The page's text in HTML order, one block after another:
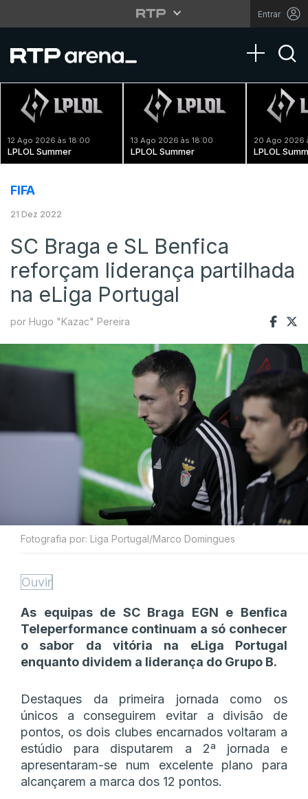
Entrar
Toggle
12 Ago 2026 às 18:00
LPLOL Summer
13 Ago 2026 às 18:00
LPLOL Summer
20 Ago 2026
LPLOL
FIFA
21 Dez 2022
SC Braga e SL Benfica
reforçam liderança partilhada
na eLiga Portugal
por Hugo "Kazac" Pereira
Fotografia por: Liga Portugal/Marco Domingues
Ouvir
As equipas de SC Braga EGN e Benfica
Teleperformance continuam a só conhecer
o sabor da vitória na eLiga Portugal
enquanto dividem a liderança do Grupo B.
Destaques da primeira jornada como os
únicos a conseguirem evitar a divisão de
pontos, os dois clubes encarnados voltaram a
estúdio para disputarem a 2ª jornada e
apresentaram-se num excelente plano para
alcançarem a marca dos 12 pontos.